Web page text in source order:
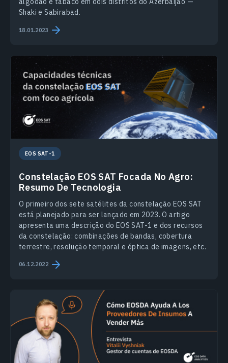
Shaki e Sabirabad.
18.01.2023
EOS SAT-1
Constelação EOS SAT Focada No Agro:
Resumo De Tecnologia
O primeiro dos sete satélites da constelação EOS SAT
está planejado para ser lançado em 2023. O artigo
apresenta uma descrição do EOS SAT-1 e dos recursos
da constelação: combinações de bandas, cobertura
terrestre, resolução temporal e óptica de imagens, etc.
06.12.2022